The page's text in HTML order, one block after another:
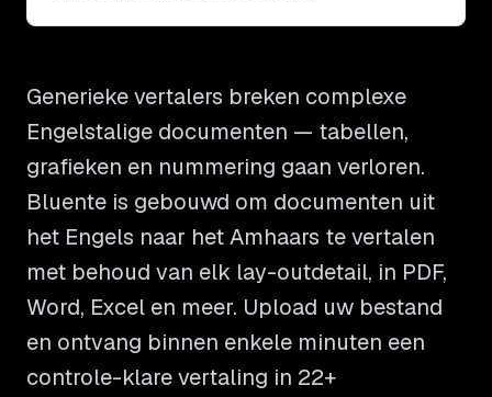
Generieke vertalers breken complexe
Engelstalige documenten — tabellen,
grafieken en nummering gaan verloren.
Bluente is gebouwd om documenten uit
het Engels naar het Amhaars te vertalen
met behoud van elk lay-outdetail, in PDF,
Word, Excel en meer. Upload uw bestand
en ontvang binnen enkele minuten een
controle-klare vertaling in 22+